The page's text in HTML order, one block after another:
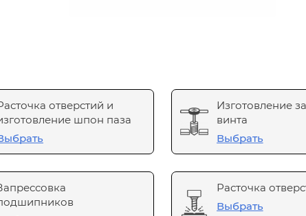
отверстий и
шпон паза
Изготовление
винта
Выбрать
Расточка
Выбрать